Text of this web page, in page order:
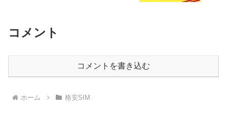
コメント
コメントを書き込む
ホーム 格安SIM